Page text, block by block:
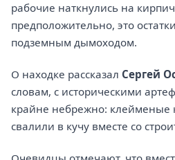
рабочие наткнулись на
предположительно, это
подземным дымоходом.
О находке рассказал Сергей
словам, с историческими
крайне небрежно: клейменые
свалили в кучу вместе со